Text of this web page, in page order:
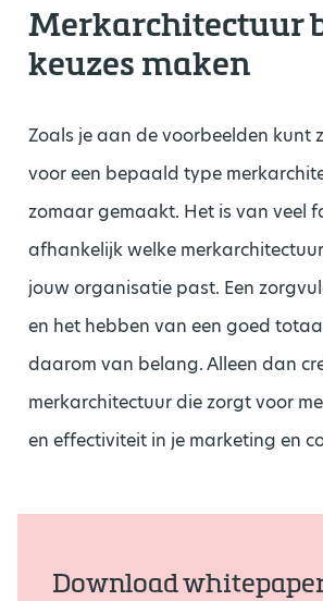
Merkarchitectuur
keuzes maken
Zoals je aan de voorbeelden kunt
voor een bepaald type
zomaar gemaakt. Het is van veel
afhankelijk welke
jouw organisatie past. Een
en het hebben van een goed
daarom van belang. Alleen dan
merkarchitectuur die zorgt voor
en effectiviteit in je marketing en
Download